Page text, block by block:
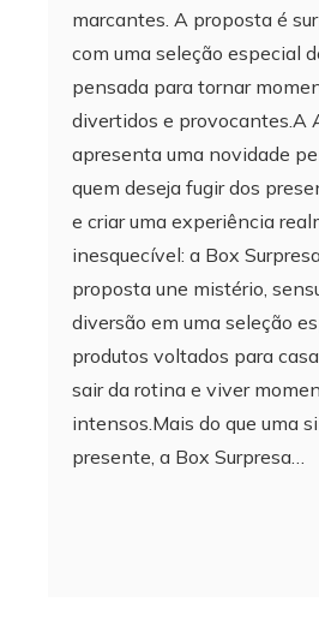
marcantes. A proposta é
com uma seleção especial
pensada para tornar
divertidos e provocantes.A
apresenta uma novidade
quem deseja fugir dos
e criar uma experiência
inesquecível: a Box
proposta une mistério,
diversão em uma seleção
produtos voltados para
sair da rotina e viver
intensos.Mais do que uma
presente, a Box Surpresa…